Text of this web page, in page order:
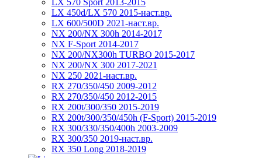
LX 450d/LX 570 2015-наст.вр.
LX 600/500D 2021-наст.вр.
NX 200/NX 300h 2014-2017
NX F-Sport 2014-2017
NX 200/NX300h TURBO 2015-2017
NX 200/NX 300 2017-2021
NX 250 2021-наст.вр.
RX 270/350/450 2009-2012
RX 270/350/450 2012-2015
RX 200t/300/350 2015-2019
RX 200t/300/350/450h (F-Sport) 2015-2019
RX 300/330/350/400h 2003-2009
RX 300/350 2019-наст.вр.
RX 350 Long 2018-2019